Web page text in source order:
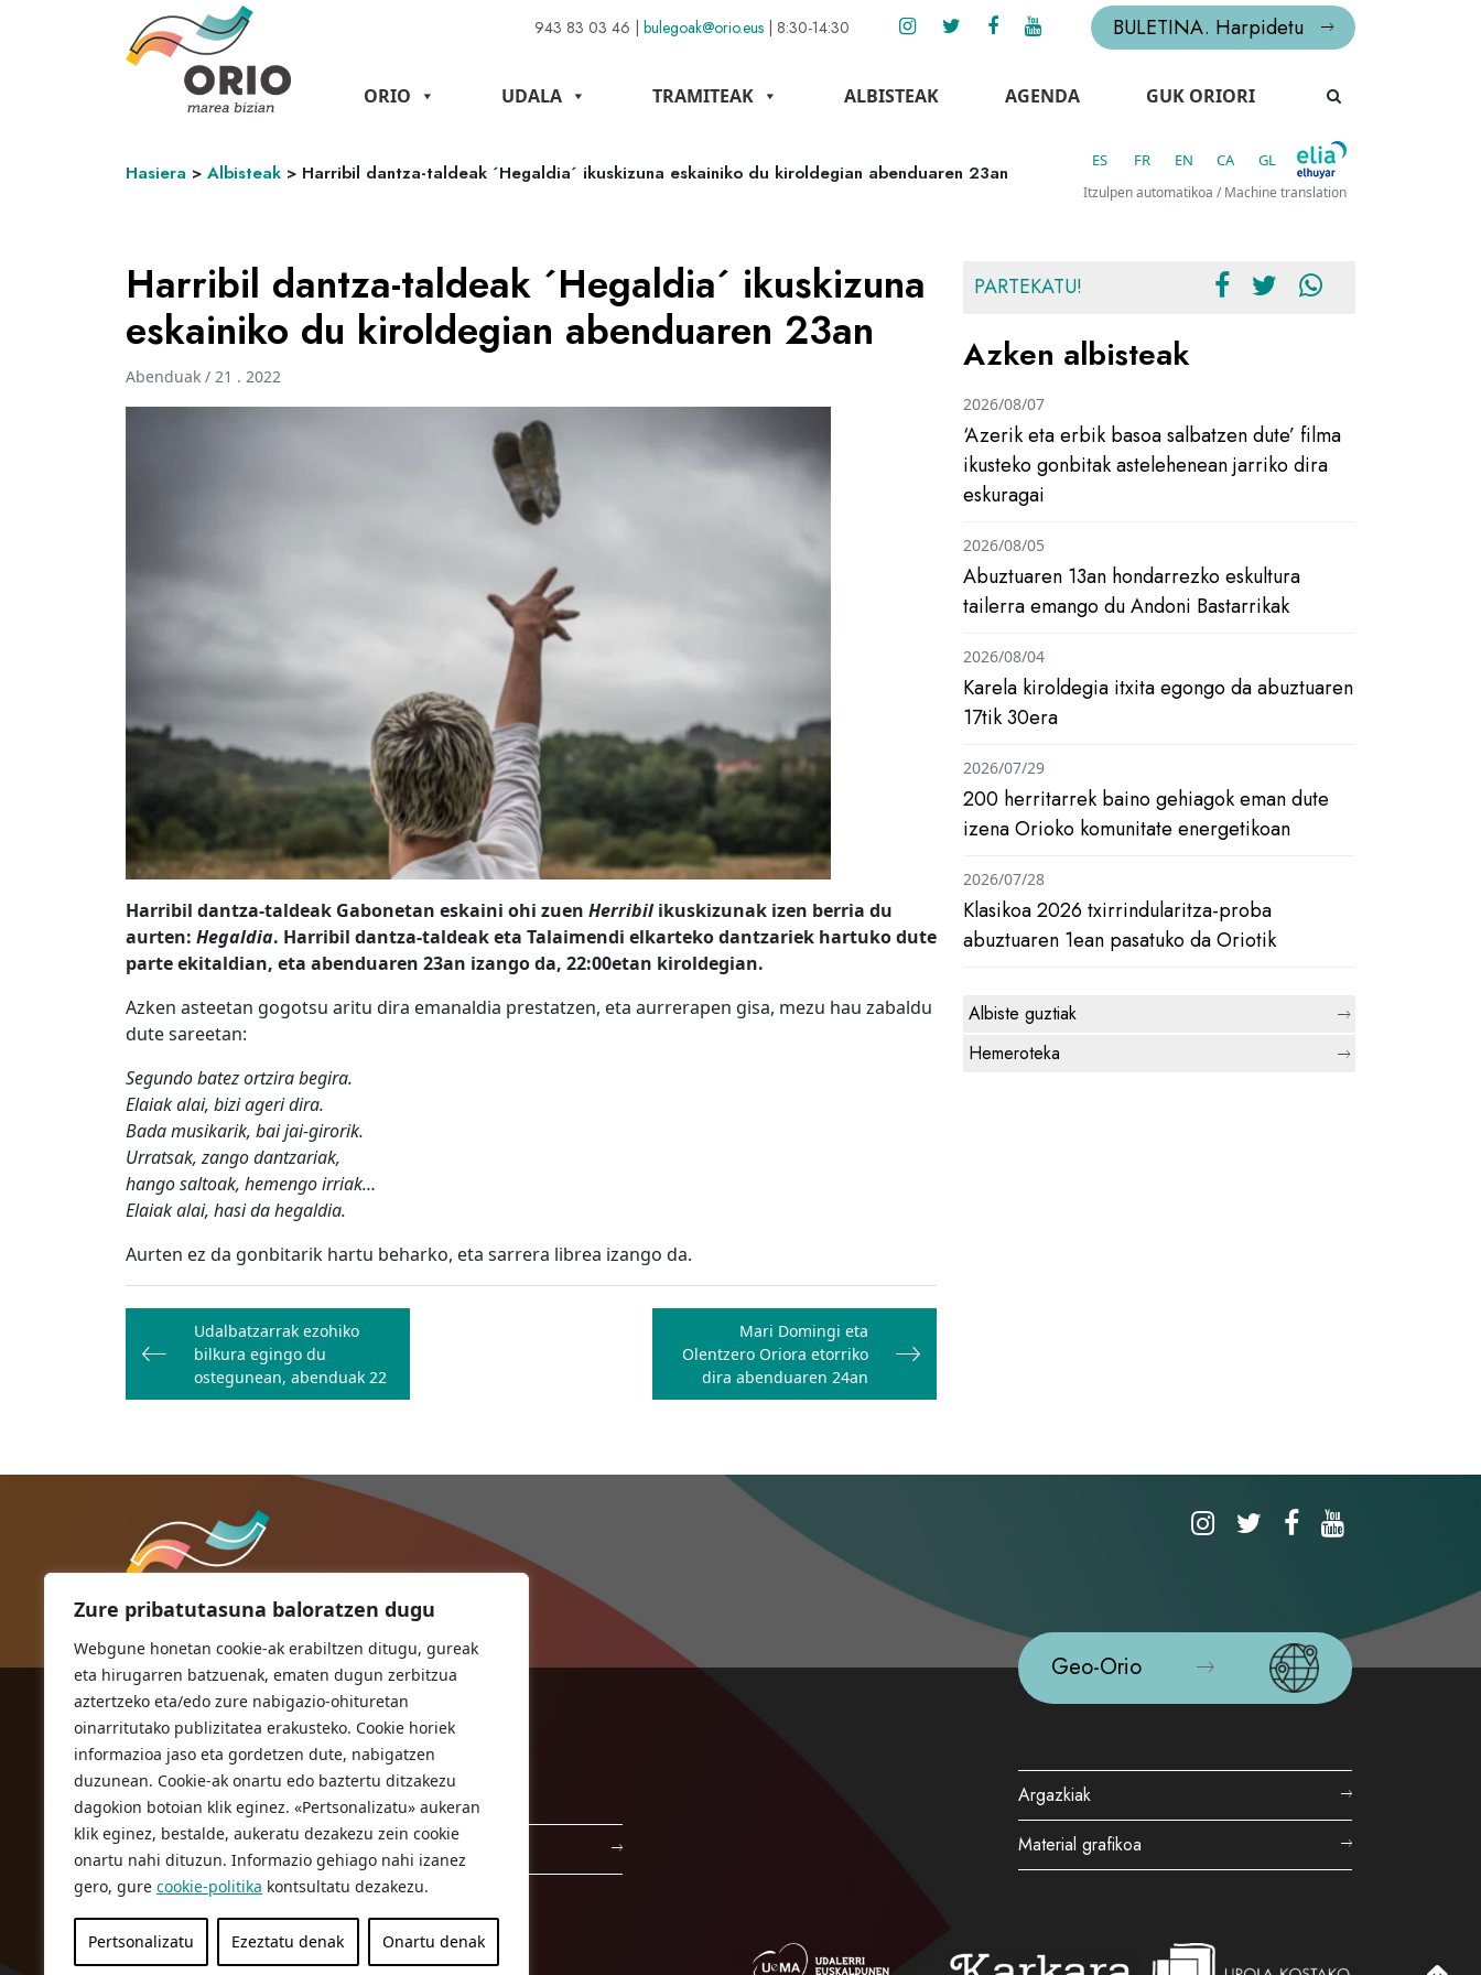
Zure pribatutasuna baloratzen dugu
Webgune honetan cookie-ak erabiltzen ditugu, gureak
eta hirugarren batzuenak, ematen dugun zerbitzua
aztertzeko eta/edo zure nabigazio-ohituretan
oinarritutako publizitatea erakusteko. Cookie horiek
informazioa jaso eta gordetzen dute, nabigatzen
duzunean. Cookie-ak onartu edo baztertu ditzakezu
dagokion botoian klik eginez. «Pertsonalizatu» aukeran
klik eginez, bestalde, aukeratu dezakezu zein cookie
onartu nahi dituzun. Informazio gehiago nahi izanez
gero, gure cookie-politika kontsultatu dezakezu.
Pertsonalizatu Ezeztatu denak Onartu denak
943 83 03 46 | bulegoak@orio.eus | 8:30-14:30 BULETINA. Harpidetu
ORIO UDALA TRAMITEAK ALBISTEAK AGENDA GUK ORIORI
Hasiera > Albisteak > Harribil dantza-taldeak ´Hegaldia´ ikuskizuna eskainiko du kiroldegian abenduaren 23an
ES FR EN CA GL
Itzulpen automatikoa / Machine translation
Harribil dantza-taldeak ´Hegaldia´ ikuskizuna
eskainiko du kiroldegian abenduaren 23an
Abenduak / 21 . 2022
Harribil dantza-taldeak Gabonetan eskaini ohi zuen Herribilikuskizunak izen berria du
aurten: Hegaldia. Harribil dantza-taldeak eta Talaimendi elkarteko dantzariek hartuko dute
parte ekitaldian, eta abenduaren 23an izango da, 22:00etan kiroldegian.
Azken asteetan gogotsu aritu dira emanaldia prestatzen, eta aurrerapen gisa, mezu hau zabaldu
dute sareetan:
Segundo batez ortzira begira.
Elaiak alai, bizi ageri dira.
Bada musikarik, bai jai-girorik.
Urratsak, zango dantzariak,
hango saltoak, hemengo irriak…
Elaiak alai, hasi da hegaldia.
Aurten ez da gonbitarik hartu beharko, eta sarrera librea izango da.
Bidalketetan
zehar
nabigatu
Udalbatzarrak ezohiko
bilkura egingo du
ostegunean, abenduak 22
Mari Domingi eta
Olentzero Oriora etorriko
dira abenduaren 24an
PARTEKATU!
Azken albisteak
‘Azerik eta erbik basoa salbatzen dute’ filma
ikusteko gonbitak astelehenean jarriko dira
eskuragai
2026/08/07
Abuztuaren 13an hondarrezko eskultura
tailerra emango du Andoni Bastarrikak
2026/08/05
Karela kiroldegia itxita egongo da abuztuaren
17tik 30era
2026/08/04
200 herritarrek baino gehiagok eman dute
izena Orioko komunitate energetikoan
2026/07/29
Klasikoa 2026 txirrindularitza-proba
abuztuaren 1ean pasatuko da Oriotik
2026/07/28
Albiste guztiak
Hemeroteka
Geo-Orio
Argazkiak
Material grafikoa
ORIOKO UDALA
Herriko plaza,1
20810 Orio (Gipuzkoa)
T. 943 83 03 46
bulegoak@orio.eus